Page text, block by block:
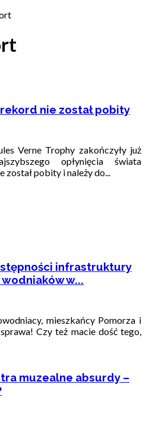
nie został pobity
Verne Trophy zakończyły już
opłynięcia świata
został pobity i należy do...
infrastruktury
w...
mieszkańcy Pomorza i
Czy też macie dość tego,
muzealne absurdy –